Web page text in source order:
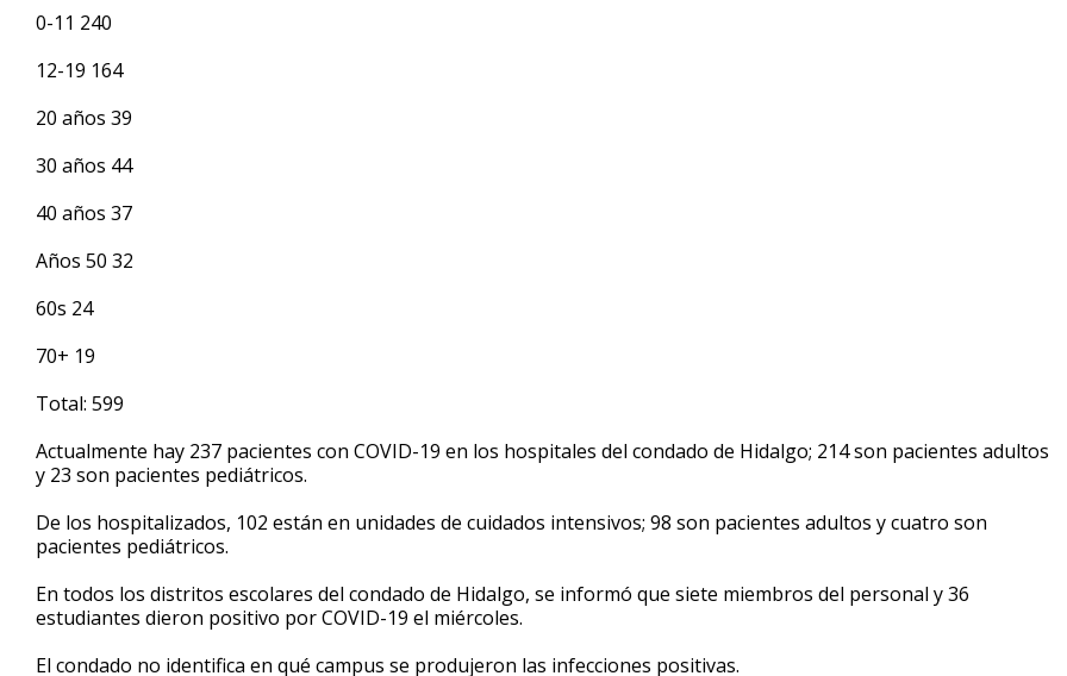
0-11 240
12-19 164
20 años 39
30 años 44
40 años 37
Años 50 32
60s 24
70+ 19
Total: 599
Actualmente hay 237 pacientes con COVID-19 en los hospitales del condado de Hidalgo; 214 son pacientes adultos
y 23 son pacientes pediátricos.
De los hospitalizados, 102 están en unidades de cuidados intensivos; 98 son pacientes adultos y cuatro son
pacientes pediátricos.
En todos los distritos escolares del condado de Hidalgo, se informó que siete miembros del personal y 36
estudiantes dieron positivo por COVID-19 el miércoles.
El condado no identifica en qué campus se produjeron las infecciones positivas.